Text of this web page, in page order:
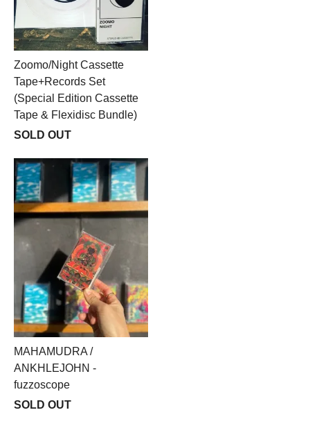
Zoomo/Night Cassette
Tape+Records Set
(Special Edition Cassette
Tape & Flexidisc Bundle)
SOLD OUT
MAHAMUDRA /
ANKHLEJOHN -
fuzzoscope
SOLD OUT